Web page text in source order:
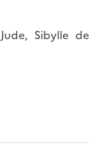
Sibylle de